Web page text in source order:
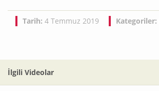
Tarih: 4 Temmuz 2019 Kategoriler:
İlgili Videolar